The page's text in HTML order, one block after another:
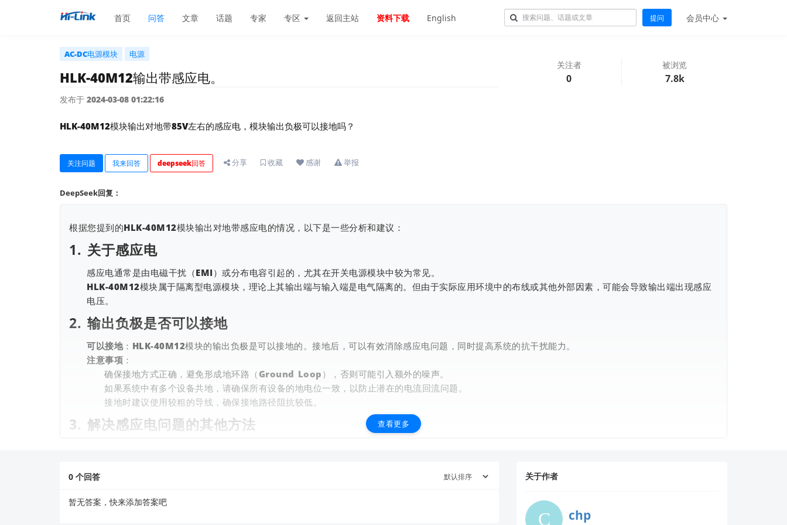
首页 问答 文章 话题 专家 专区 返回主站 资料下载 English 提问 会员中心
AC-DC电源模块 电源
HLK-40M12输出带感应电。
发布于 2024-03-08 01:22:16
HLK-40M12模块输出对地带85V左右的感应电，模块输出负极可以接地吗？
查看更多
关注者
0
被浏览
7.8k
关注问题 我来回答 deepseek回答 分享 收藏 感谢 举报
DeepSeek回复：
根据您提到的HLK-40M12模块输出对地带感应电的情况，以下是一些分析和建议：
1. 关于感应电
感应电通常是由电磁干扰（EMI）或分布电容引起的，尤其在开关电源模块中较为常见。
HLK-40M12模块属于隔离型电源模块，理论上其输出端与输入端是电气隔离的。但由于实际应用环境中的布线或其他外部因素，可能会导致输出端出现感应
电压。
2. 输出负极是否可以接地
可以接地：HLK-40M12模块的输出负极是可以接地的。接地后，可以有效消除感应电问题，同时提高系统的抗干扰能力。
注意事项 ：
确保接地方式正确，避免形成地环路（Ground Loop），否则可能引入额外的噪声。
如果系统中有多个设备共地，请确保所有设备的地电位一致，以防止潜在的电流回流问题。
接地时建议使用较粗的导线，确保接地路径阻抗较低。
3. 解决感应电问题的其他方法
优化布线
：减少模块与其他高频信号源之间的耦合，尽量缩短连接线长度，并远离强电磁干扰源。
屏蔽处理：如果模块安装在金属外壳内，建议将外壳接地，进一步提升屏蔽效果。
查看更多
0 个回答
暂无答案，快来添加答案吧
关于作者
chp